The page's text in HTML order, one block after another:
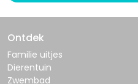
Ontdek
Familie uitjes
Dierentuin
Zwembad